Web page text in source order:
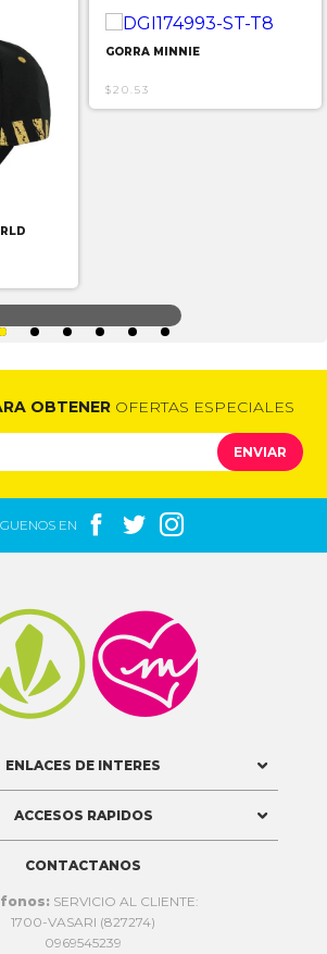
GORRA MINNIE
$20.53
OBTENER OFERTAS ESPECIALES
ENVIAR
EN   

ENLACES DE INTERES
ACCESOS RAPIDOS
CONTACTANOS
SERVICIO AL CLIENTE:
1700-VASARI (827274)
0969545239